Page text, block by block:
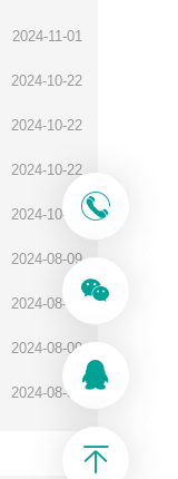
2024-11-01
2024-10-22
2024-10-22
2024-10-22
2024-10-08
2024-08-09
2024-08-09
2024-08-09
2024-08-09